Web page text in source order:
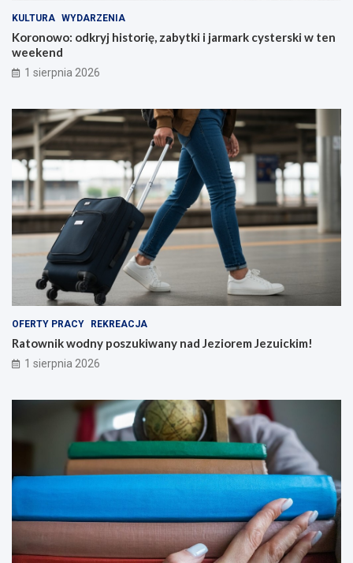
KULTURA WYDARZENIA
Koronowo: odkryj historię, zabytki i jarmark cysterski w ten
weekend
1 sierpnia 2026
OFERTY PRACY REKREACJA
Ratownik wodny poszukiwany nad Jeziorem Jezuickim!
1 sierpnia 2026